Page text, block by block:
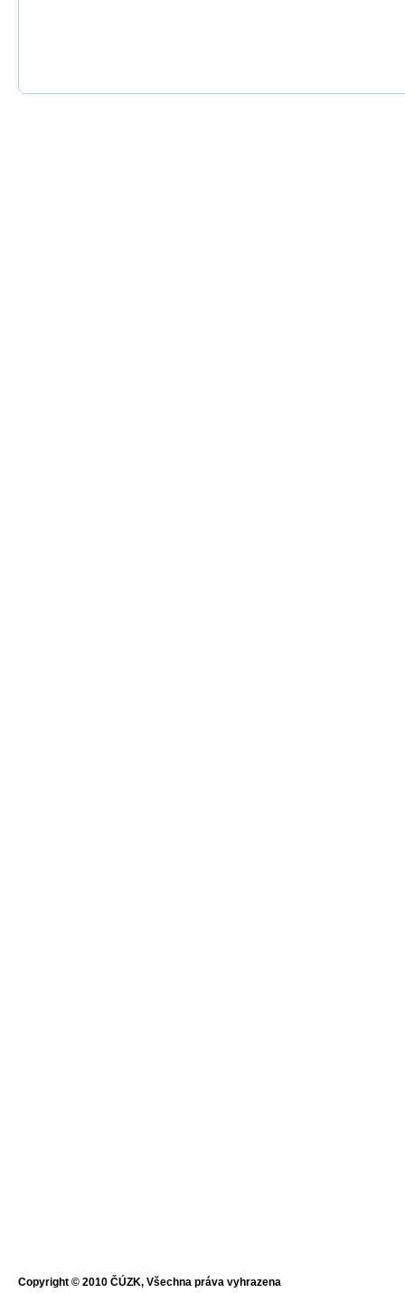
Copyright © 2010 ČÚZK, Všechna práva vyhrazena